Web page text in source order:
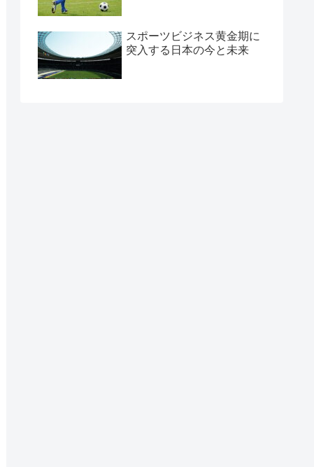
スポーツビジネス黄金期に
突入する日本の今と未来